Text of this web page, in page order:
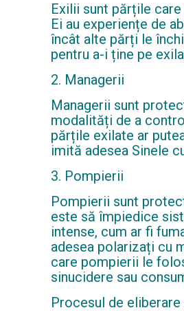
Exilii sunt părțile
Ei au experiențe de
încât alte părți le
pentru a-i ține pe
2. Managerii
Managerii sunt
modalități de a
părțile exilate ar
imită adesea Sinele
3. Pompierii
Pompierii sunt
este să împiedice
intense, cum ar fi
adesea polarizați cu
care pompierii le
sinucidere sau
Procesul de eliberare